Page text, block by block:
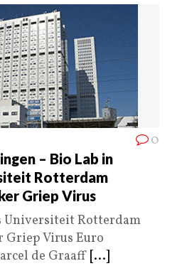
0
– Bio Lab in
Rotterdam
Griep Virus
Universiteit Rotterdam
Griep Virus Euro
de Graaff [...]